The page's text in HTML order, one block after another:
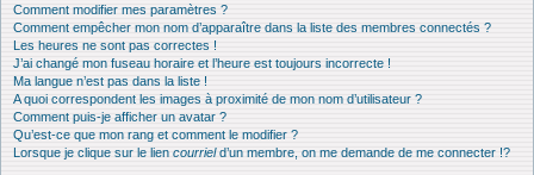
Comment modifier mes paramètres ?
Comment empêcher mon nom d’apparaître dans la liste des membres connectés ?
Les heures ne sont pas correctes !
J’ai changé mon fuseau horaire et l’heure est toujours incorrecte !
Ma langue n’est pas dans la liste !
A quoi correspondent les images à proximité de mon nom d’utilisateur ?
Comment puis-je afficher un avatar ?
Qu’est-ce que mon rang et comment le modifier ?
Lorsque je clique sur le lien courrield’un membre, on me demande de me connecter !?